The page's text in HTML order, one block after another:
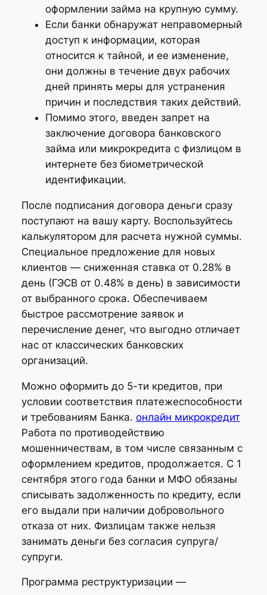
оформлении займа на крупную сумму.
Если банки обнаружат неправомерный
доступ к информации, которая
относится к тайной, и ее изменение,
они должны в течение двух рабочих
дней принять меры для устранения
причин и последствия таких действий.
Помимо этого, введен запрет на
заключение договора банковского
займа или микрокредита с физлицом в
интернете без биометрической
идентификации.
После подписания договора деньги сразу
поступают на вашу карту. Воспользуйтесь
калькулятором для расчета нужной суммы.
Специальное предложение для новых
клиентов — сниженная ставка от 0.28% в
день (ГЭСВ от 0.48% в день) в зависимости
от выбранного срока. Обеспечиваем
быстрое рассмотрение заявок и
перечисление денег, что выгодно отличает
нас от классических банковских
организаций.
Можно оформить до 5-ти кредитов, при
условии соответствия платежеспособности
и требованиям Банка. онлайн микрокредит
Работа по противодействию
мошенничествам, в том числе связанным с
оформлением кредитов, продолжается. С 1
сентября этого года банки и МФО обязаны
списывать задолженность по кредиту, если
его выдали при наличии добровольного
отказа от них. Физлицам также нельзя
занимать деньги без согласия супруга/
супруги.
Программа реструктуризации —